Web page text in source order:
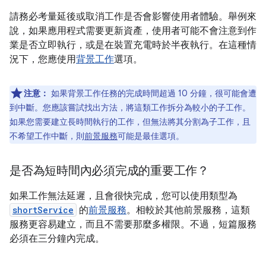
請務必考量延後或取消工作是否會影響使用者體驗。舉例來
說，如果應用程式需要更新資產，使用者可能不會注意到作
業是否立即執行，或是在裝置充電時於半夜執行。在這種情
況下，您應使用背景工作選項。
注意： 如果背景工作任務的完成時間超過 10 分鐘，很可能會遭
到中斷。您應該嘗試找出方法，將這類工作拆分為較小的子工作。
如果您需要建立長時間執行的工作，但無法將其分割為子工作，且
不希望工作中斷，則 前景服務可能是最佳選項。
是否為短時間內必須完成的重要工作？
如果工作無法延遲，且會很快完成，您可以使用類型為
shortService 的前景服務。相較於其他前景服務，這類
服務更容易建立，而且不需要那麼多權限。不過，短篇服務
必須在三分鐘內完成。